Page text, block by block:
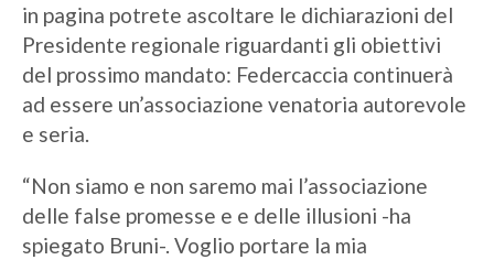
in pagina potrete ascoltare le dichiarazioni del
Presidente regionale riguardanti gli obiettivi
del prossimo mandato: Federcaccia continuerà
ad essere un’associazione venatoria autorevole
e seria.
“Non siamo e non saremo mai l’associazione
delle false promesse e e delle illusioni -ha
spiegato Bruni-. Voglio portare la mia